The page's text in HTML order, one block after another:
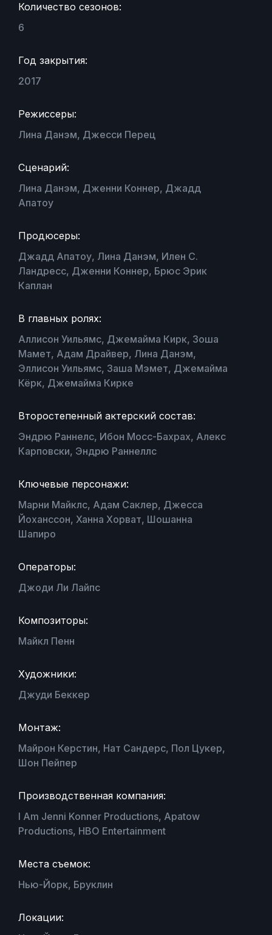
Количество сезонов:
6
Год закрытия:
2017
Режиссеры:
Лина Данэм, Джесси Перец
Сценарий:
Лина Данэм, Дженни Коннер, Джадд
Апатоу
Продюсеры:
Джадд Апатоу, Лина Данэм, Илен С.
Ландресс, Дженни Коннер, Брюс Эрик
Каплан
В главных ролях:
Аллисон Уильямс, Джемайма Кирк, Зоша
Мамет, Адам Драйвер, Лина Данэм,
Эллисон Уильямс, Заша Мэмет, Джемайма
Кёрк, Джемайма Кирке
Второстепенный актерский состав:
Эндрю Раннелс, Ибон Мосс-Бахрах, Алекс
Карповски, Эндрю Раннеллс
Ключевые персонажи:
Марни Майклс, Адам Саклер, Джесса
Йоханссон, Ханна Хорват, Шошанна
Шапиро
Операторы:
Джоди Ли Лайпс
Композиторы:
Майкл Пенн
Художники:
Джуди Беккер
Монтаж:
Майрон Керстин, Нат Сандерс, Пол Цукер,
Шон Пейпер
Производственная компания:
I Am Jenni Konner Productions, Apatow
Productions, HBO Entertainment
Места съемок:
Нью-Йорк, Бруклин
Локации: